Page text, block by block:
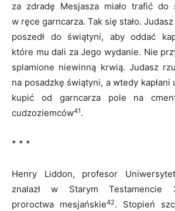
za zdradę Mesjasza miało trafić
w ręce garncarza. Tak się stało.
poszedł do świątyni, aby oddać
które mu dali za Jego wydanie. Nie
splamione niewinną krwią. Judasz
na posadzkę świątyni, a wtedy kapłani
kupić od garncarza pole na
cudzoziemców41.
* * *
Henry Liddon, profesor
znalazł w Starym Testamencie
proroctwa mesjańskie42. Stopień